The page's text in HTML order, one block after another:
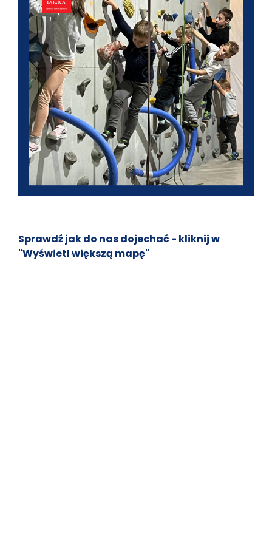
Sprawdź jak do nas dojechać - kliknij w
"Wyświetl większą mapę"